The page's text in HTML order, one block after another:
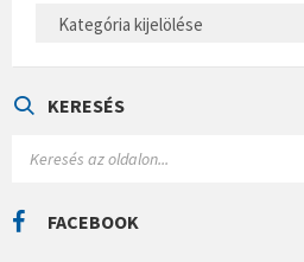
E
Á
KERESÉS
C
H
FACEBOOK